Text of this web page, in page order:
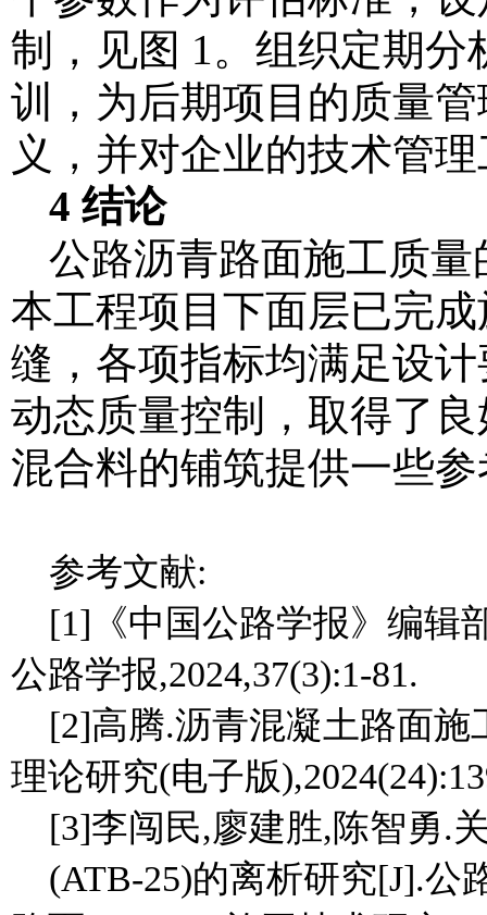
制，见图 1。组织定期
训，为后期项目的质量
义，并对企业的技术管
4 结论
公路沥青路面施工质
本工程项目下面层已完
缝，各项指标均满足设
动态质量控制，取得了
混合料的铺筑提供一些
参考文献:
[1]《中国公路学报》编辑
公路学报,2024,37(3):1-81.
[2]高腾.沥青混凝土路面
理论研究(电子版
[3]李闯民,廖建胜,陈智勇.
(ATB-25)的离析研究[J].公